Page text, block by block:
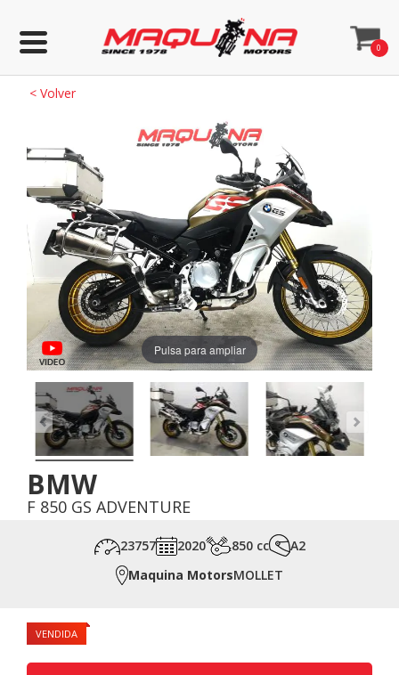
0
< Volver
Pulsa para ampliar
BMW
F 850 GS ADVENTURE
23757 2020 850 cc
A2
Maquina MotorsMOLLET
VENDIDA